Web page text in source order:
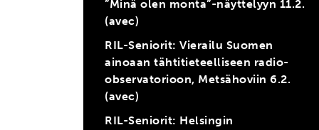
”Minä olen monta”-näyttelyyn 11.2.
(avec)
RIL-Seniorit: Vierailu Suomen
ainoaan tähtitieteelliseen radio-
observatorioon, Metsähoviin 6.2.
(avec)
RIL-Seniorit: Helsingin